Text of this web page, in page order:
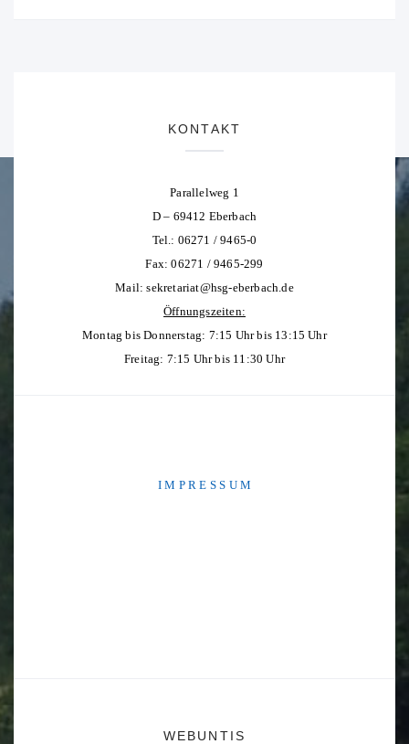
KONTAKT
Parallelweg 1
D – 69412 Eberbach
Tel.: 06271 / 9465-0
Fax: 06271 / 9465-299
Mail:sekretariat@hsg-eberbach.de
Öffnungszeiten:
Montag bis Donnerstag: 7:15 Uhr bis 13:15 Uhr
Freitag: 7:15 Uhr bis 11:30 Uhr
I M P R E S S U M
WEBUNTIS